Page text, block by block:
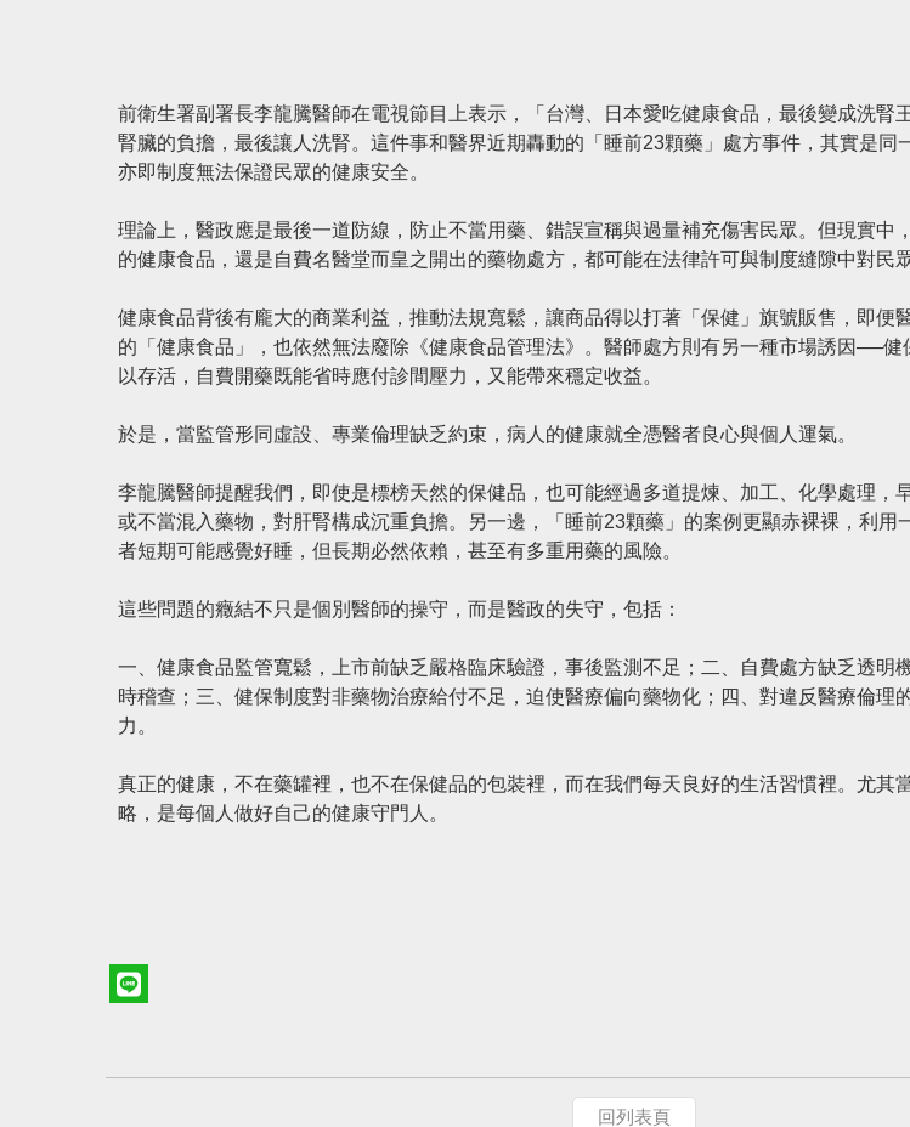
前衛生署副署長李龍騰醫師在電視節目上表示，「台灣、日本愛吃健康食品，最後變成洗腎
腎臟的負擔，最後讓人洗腎。這件事和醫界近期轟動的「睡前23顆藥」處方事件，其實是同
亦即制度無法保證民眾的健康安全。
理論上，醫政應是最後一道防線，防止不當用藥、錯誤宣稱與過量補充傷害民眾。但現實中
的健康食品，還是自費名醫堂而皇之開出的藥物處方，都可能在法律許可與制度縫隙中對民
健康食品背後有龐大的商業利益，推動法規寬鬆，讓商品得以打著「保健」旗號販售，即便
的「健康食品」，也依然無法廢除《健康食品管理法》。醫師處方則有另一種市場誘因──
以存活，自費開藥既能省時應付診間壓力，又能帶來穩定收益。
於是，當監管形同虛設、專業倫理缺乏約束，病人的健康就全憑醫者良心與個人運氣。
李龍騰醫師提醒我們，即使是標榜天然的保健品，也可能經過多道提煉、加工、化學處理，
或不當混入藥物，對肝腎構成沉重負擔。另一邊，「睡前23顆藥」的案例更顯赤裸裸，利用
者短期可能感覺好睡，但長期必然依賴，甚至有多重用藥的風險。
這些問題的癥結不只是個別醫師的操守，而是醫政的失守，包括：
一、健康食品監管寬鬆，上市前缺乏嚴格臨床驗證，事後監測不足；二、自費處方缺乏透明
時稽查；三、健保制度對非藥物治療給付不足，迫使醫療偏向藥物化；四、對違反醫療倫理
力。
真正的健康，不在藥罐裡，也不在保健品的包裝裡，而在我們每天良好的生活習慣裡。尤其
略，是每個人做好自己的健康守門人。
回列表頁